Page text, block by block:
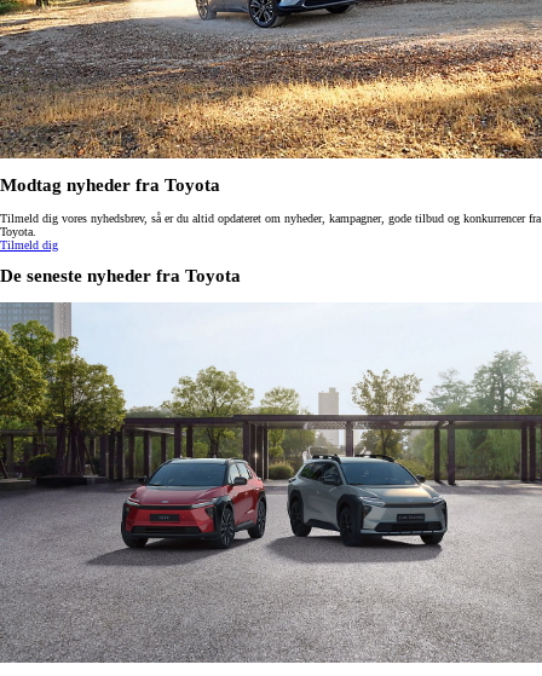
Modtag nyheder fra Toyota
Tilmeld dig vores nyhedsbrev, så er du altid opdateret om nyheder, kampagner, gode tilbud og konkurrencer fra
Toyota.
Tilmeld dig
De seneste nyheder fra Toyota